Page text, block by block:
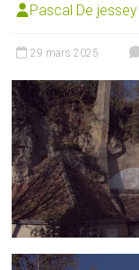
Pascal De jessey
29 mars 2025